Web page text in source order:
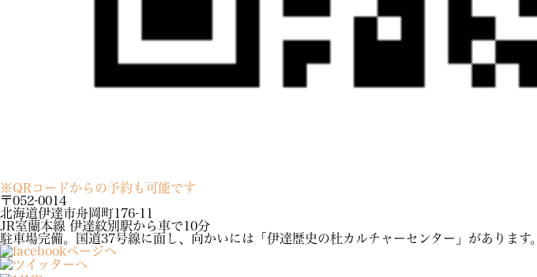
※QRコードからの予約も可能です
〒052-0014
北海道伊達市舟岡町176-11
JR室蘭本線 伊達紋別駅から車で10分
駐車場完備。国道37号線に面し、向かいには「伊達歴史の杜カルチャーセンター」があります。